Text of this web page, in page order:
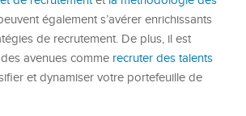
également s’avérer enrichissants
de recrutement. De plus, il est
avenues comme recruter des talents
et dynamiser votre portefeuille de